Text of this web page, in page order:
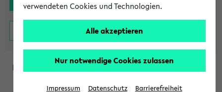
verwendeten Cookies und Technologien.
Alle akzeptieren
Nur notwendige Cookies zulassen
Impressum Datenschutz Barrierefreiheit